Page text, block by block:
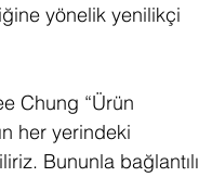
yönelik yenilikçi
Chung “Ürün
her yerindeki
Bununla bağlantılı